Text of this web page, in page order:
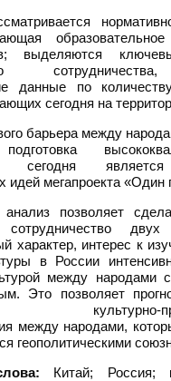
образовательное
выделяются
данные по
сегодня на
барьера между
сегодня
идей мегапроекта «Один
анализ позволяет
сотрудничество
характер, интерес к
в России
между народами
Это позволяет
культурно-
между народами,
геополитическими
Китай; Россия;